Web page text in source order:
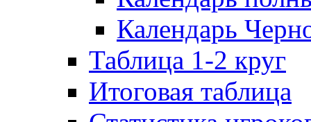
Календарь
Таблица 1-2 круг
Итоговая таблица